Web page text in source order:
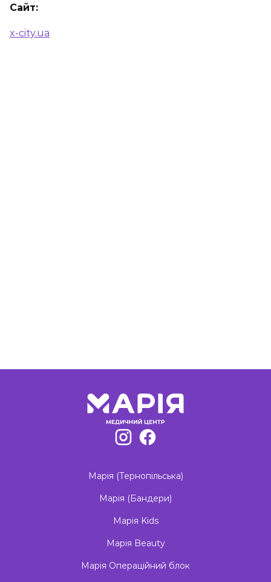
Сайт:
x-city.ua
Марія (Тернопільська)
Марія (Бандери)
Марія Kids
Марія Beauty
Марія Операційний блок